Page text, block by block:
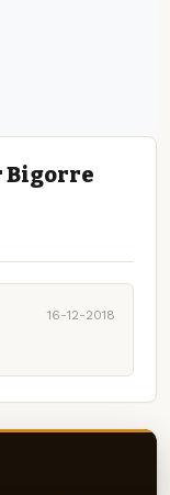
Bigorre
16-12-2018